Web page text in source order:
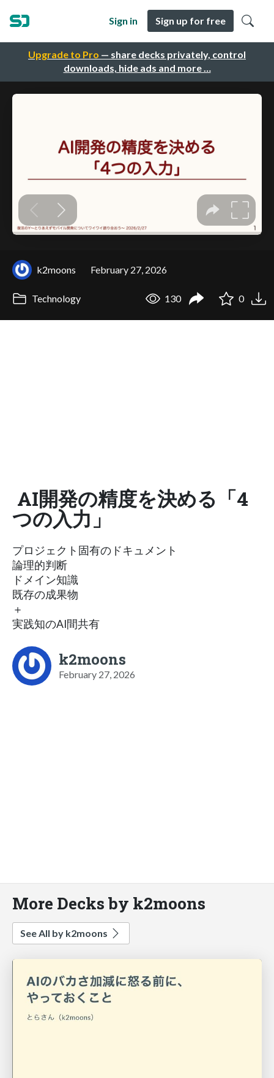
Upgrade to Pro — share decks privately, control
downloads, hide ads and more …
Sign in Sign up for free
k2moons February 27, 2026
Technology 130 0
AI開発の精度を決める「4
つの入力」
プロジェクト固有のドキュメント
論理的判断
ドメイン知識
既存の成果物
＋
実践知のAI間共有
k2moons
February 27, 2026
More Decks by k2moons
See All by k2moons